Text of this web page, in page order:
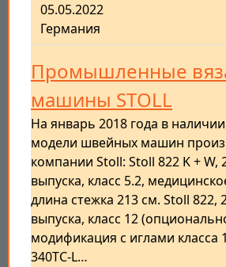
05.05.2022
Германия
Промышленные
машины STOLL
На январь 2018 года в
модели швейных машин
компании Stoll: Stoll 822 K + W,
выпуска, класс 5.2,
длина стежка 213 см. Stoll 822,
выпуска, класс 12
модификация с иглами класса
340TC-L…